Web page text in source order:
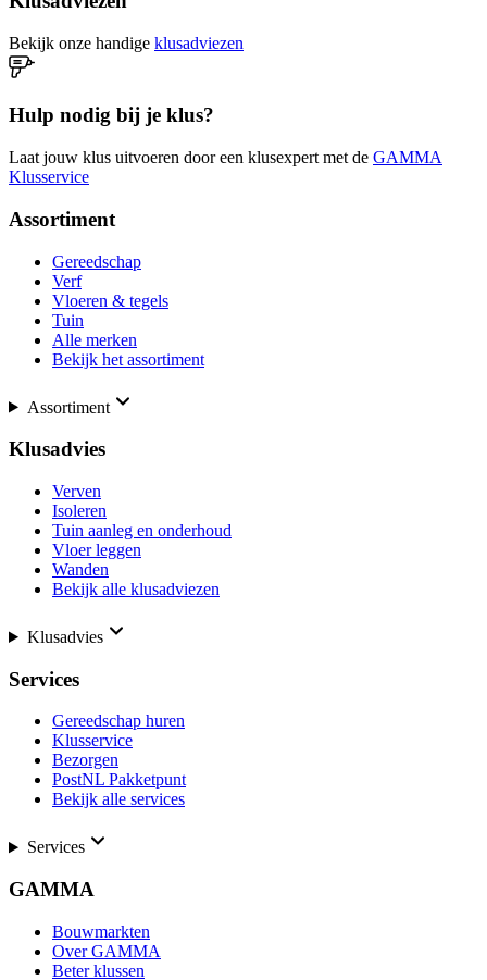
Bekijk onze handige klusadviezen
Hulp nodig bij je klus?
Laat jouw klus uitvoeren door een klusexpert met de GAMMA
Klusservice
Assortiment
Gereedschap
Verf
Vloeren & tegels
Tuin
Alle merken
Bekijk het assortiment
Assortiment
Klusadvies
Verven
Isoleren
Tuin aanleg en onderhoud
Vloer leggen
Wanden
Bekijk alle klusadviezen
Klusadvies
Services
Gereedschap huren
Klusservice
Bezorgen
PostNL Pakketpunt
Bekijk alle services
Services
GAMMA
Bouwmarkten
Over GAMMA
Beter klussen